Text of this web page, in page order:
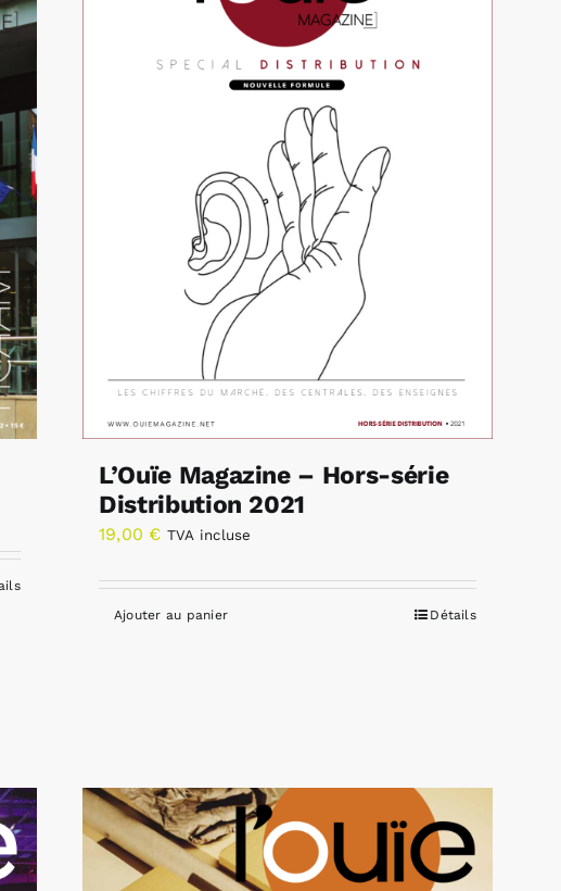
L’Ouïe Magazine – Hors-série
Distribution 2021
19,00 € TVA incluse
Ajouter au panier Détails